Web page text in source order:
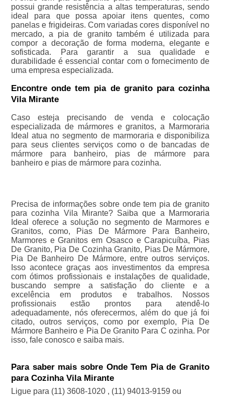
possui grande resistência a altas temperaturas, sendo
ideal para que possa apoiar itens quentes, como
panelas e frigideiras. Com variadas cores disponível no
mercado, a pia de granito também é utilizada para
compor a decoração de forma moderna, elegante e
sofisticada. Para garantir a sua qualidade e
durabilidade é essencial contar com o fornecimento de
uma empresa especializada.
Encontre onde tem pia de granito para cozinha
Vila Mirante
Caso esteja precisando de venda e colocação
especializada de mármores e granitos, a Marmoraria
Ideal atua no segmento de marmoraria e disponibiliza
para seus clientes serviços como o de bancadas de
mármore para banheiro, pias de mármore para
banheiro e pias de mármore para cozinha.
Precisa de informações sobre onde tem pia de granito
para cozinha Vila Mirante? Saiba que a Marmoraria
Ideal oferece a solução no segmento de Marmores e
Granitos, como, Pias De Mármore Para Banheiro,
Marmores e Granitos em Osasco e Carapicuíba, Pias
De Granito, Pia De Cozinha Granito, Pias De Mármore,
Pia De Banheiro De Mármore, entre outros serviços.
Isso acontece graças aos investimentos da empresa
com ótimos profissionais e instalações de qualidade,
buscando sempre a satisfação do cliente e a
excelência em produtos e trabalhos. Nossos
profissionais estão prontos para atendê-lo
adequadamente, nós oferecermos, além do que já foi
citado, outros serviços, como por exemplo, Pia De
Mármore Banheiro e Pia De Granito Para C ozinha. Por
isso, fale conosco e saiba mais.
Para saber mais sobre Onde Tem Pia de Granito
para Cozinha Vila Mirante
Ligue para (11) 3608-1020 , (11) 94013-9159 ou